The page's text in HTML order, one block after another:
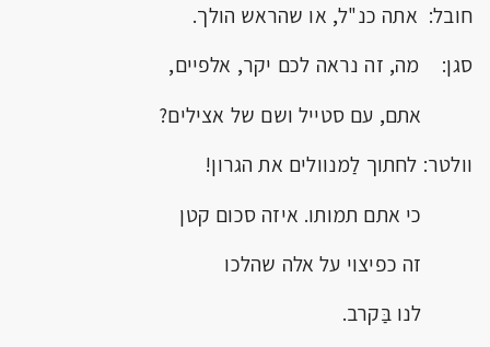
חובל: אתה כנ"ל, או שהראש הולך.
סגן: מה, זה נראה לכם יקר, אלפיים,
אתם, עם סטייל ושם של אצילים?
וולטר: לחתוך לַמנוולים את הגרון!
כי אתם תמותו. איזה סכום קטן
זה כפיצוי על אלה שהלכו
לנו בַּקרב.